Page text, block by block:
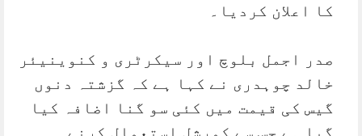
کا اعلان کردیا۔
صدر اجمل بلوچ اور سیکرٹری و کنوینیئر
خالد چوہدری نے کہا ہے کہ گزشتہ دنوں
گیس کی قیمت میں کئی سو گنا اضافہ کیا
گیا ہے جس سے کمرشل استعمال کرنے